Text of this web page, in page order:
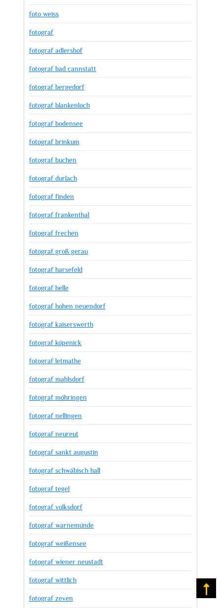
foto weiss
fotograf
fotograf adlershof
fotograf bad cannstatt
fotograf bergedorf
fotograf blankenloch
fotograf bodensee
fotograf brinkum
fotograf buchen
fotograf durlach
fotograf finden
fotograf frankenthal
fotograf frechen
fotograf groß gerau
fotograf harsefeld
fotograf helle
fotograf hohen neuendorf
fotograf kaiserswerth
fotograf köpenick
fotograf letmathe
fotograf mahlsdorf
fotograf möhringen
fotograf nellingen
fotograf neureut
fotograf sankt augustin
fotograf schwäbisch hall
fotograf tegel
fotograf volksdorf
fotograf warnemünde
fotograf weißensee
fotograf wiener neustadt
fotograf wittlich
fotograf zeven